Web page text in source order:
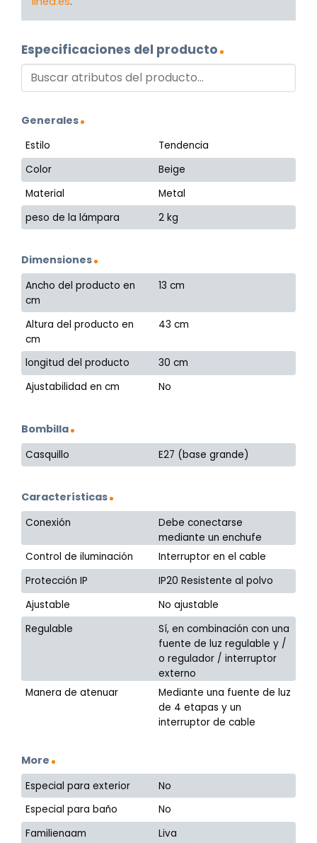
Especificaciones del producto
Generales
Estilo
Tendencia
Color
Beige
Material
Metal
peso de la lámpara
2 kg
Dimensiones
Ancho del producto en
cm
13 cm
Altura del producto en
cm
43 cm
longitud del producto
30 cm
Ajustabilidad en cm
No
Bombilla
Casquillo E27 (base grande)
Características
Conexión
Debe conectarse
mediante un enchufe
Control de iluminación
Interruptor en el cable
Protección IP
IP20 Resistente al polvo
Ajustable
No ajustable
Regulable
Sí, en combinación con una
fuente de luz regulable y /
o regulador / interruptor
externo
Manera de atenuar
Mediante una fuente de luz
de 4 etapas y un
interruptor de cable
More
Especial para exterior
No
Especial para baño
No
Familienaam
Liva